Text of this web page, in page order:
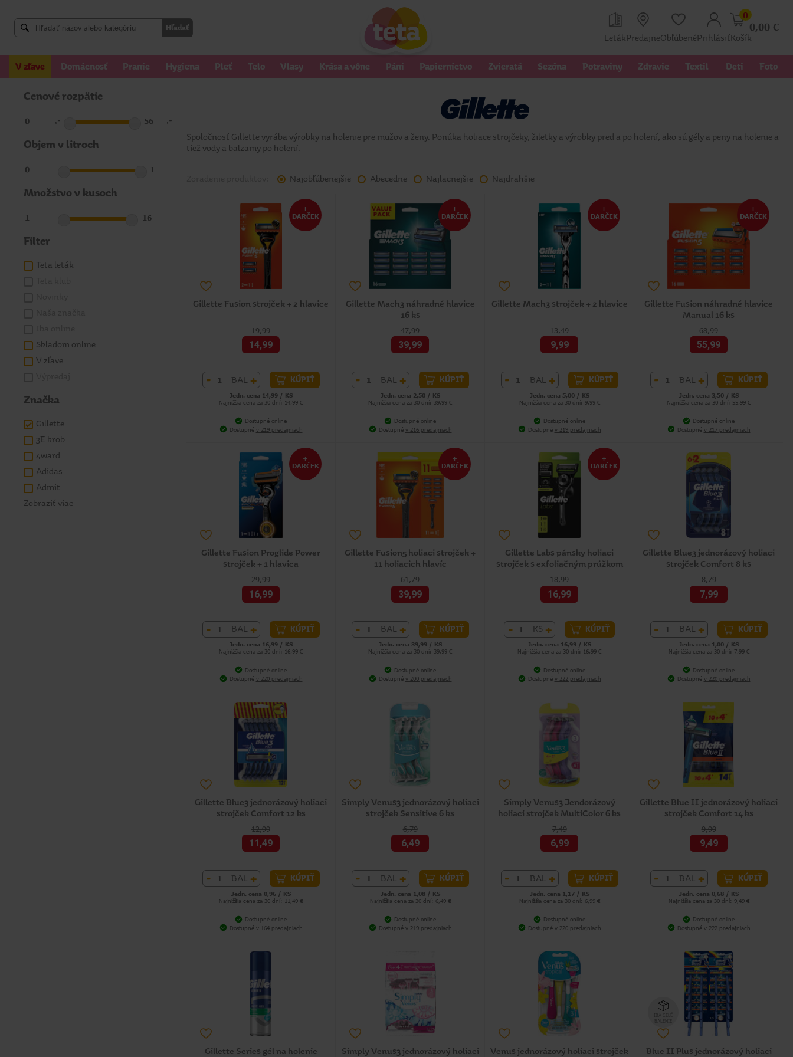
Hľadať
LetákPredajneObľúbenéPrihlásiť
0
0,00 €
Košík
V zľave Domácnosť Pranie Hygiena Pleť Telo Vlasy Krása a vône Páni Papierníctvo Zvieratá Sezóna Potraviny Zdravie Textil Deti Foto
Cenové rozpätie
,- ,-
Objem v litroch
Množstvo v kusoch
Filter
Teta leták
Skladom online
V zľave
Značka
Gillette
3E krob
4ward
Adidas
Admit
Zobraziť viac
Spoločnosť Gillette vyrába výrobky na holenie pre mužov a ženy. Ponúka holiace strojčeky, žiletky a výrobky pred a po holení, ako sú gély a peny na holenie a
tiež vody a balzamy po holení.
Najobľúbenejšie Abecedne Najlacnejšie Najdrahšie
+
DARČEK
Gillette Fusion strojček + 2 hlavice
19,99
14,99
- BAL + KÚPIŤ
Jedn. cena 14,99 / KS
Najnižšia cena za 30 dní: 14,99 €
Dostupné online
Dostupné v 219 predajniach
+
DARČEK
Gillette Mach3 náhradné hlavice
16 ks
47,99
39,99
- BAL + KÚPIŤ
Jedn. cena 2,50 / KS
Najnižšia cena za 30 dní: 39,99 €
Dostupné online
Dostupné v 216 predajniach
+
DARČEK
Gillette Mach3 strojček + 2 hlavice
13,49
9,99
- BAL + KÚPIŤ
Jedn. cena 5,00 / KS
Najnižšia cena za 30 dní: 9,99 €
Dostupné online
Dostupné v 219 predajniach
+
DARČEK
Gillette Fusion náhradné hlavice
Manual 16 ks
68,99
55,99
- BAL + KÚPIŤ
Jedn. cena 3,50 / KS
Najnižšia cena za 30 dní: 55,99 €
Dostupné online
Dostupné v 217 predajniach
+
DARČEK
Gillette Fusion Proglide Power
strojček + 1 hlavica
29,99
16,99
- BAL + KÚPIŤ
Jedn. cena 16,99 / KS
Najnižšia cena za 30 dní: 16,99 €
Dostupné online
Dostupné v 220 predajniach
+
DARČEK
Gillette Fusion5 holiaci strojček +
11 holiacich hlavíc
61,79
39,99
- BAL + KÚPIŤ
Jedn. cena 39,99 / KS
Najnižšia cena za 30 dní: 39,99 €
Dostupné online
Dostupné v 200 predajniach
+
DARČEK
Gillette Labs pánsky holiaci
strojček s exfoliačným prúžkom
18,99
16,99
- KS + KÚPIŤ
Jedn. cena 16,99 / KS
Najnižšia cena za 30 dní: 16,99 €
Dostupné online
Dostupné v 222 predajniach
Gillette Blue3 jednorázový holiaci
strojček Comfort 8 ks
8,79
7,99
- BAL + KÚPIŤ
Jedn. cena 1,00 / KS
Najnižšia cena za 30 dní: 7,99 €
Dostupné online
Dostupné v 220 predajniach
Gillette Blue3 jednorázový holiaci
strojček Comfort 12 ks
12,99
11,49
- BAL + KÚPIŤ
Jedn. cena 0,96 / KS
Najnižšia cena za 30 dní: 11,49 €
Dostupné online
Dostupné v 164 predajniach
Simply Venus3 jednorázový holiaci
strojček Sensitive 6 ks
6,79
6,49
- BAL + KÚPIŤ
Jedn. cena 1,08 / KS
Najnižšia cena za 30 dní: 6,49 €
Dostupné online
Dostupné v 219 predajniach
Simply Venus3 Jendorázový
holiaci strojček MultiColor 6 ks
7,49
6,99
- BAL + KÚPIŤ
Jedn. cena 1,17 / KS
Najnižšia cena za 30 dní: 6,99 €
Dostupné online
Dostupné v 220 predajniach
Gillette Blue II jednorázový holiaci
strojček Comfort 14 ks
9,99
9,49
- BAL + KÚPIŤ
Jedn. cena 0,68 / KS
Najnižšia cena za 30 dní: 9,49 €
Dostupné online
Dostupné v 222 predajniach
Gillette Series gél na holenie
Simply Venus3 jednorázový holiaci
Venus jednorázový holiaci strojček
Blue II Plus jednorázový holiaci